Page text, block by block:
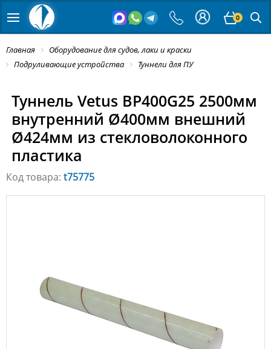
0
Главная
Оборудование для судов, лаки и краски
Подруливающие устройства
Туннели для ПУ
Туннель Vetus BP400G25 2500мм
внутренний Ø400мм внешний
Ø424мм из стекловолоконного
пластика
Код товара: t75775